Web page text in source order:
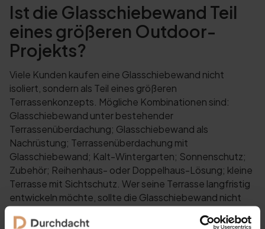
Ist die Glasschiebewand Teil
eines größeren Outdoor-
Projekts?
Viele Kunden kaufen eine Glasschiebewand nicht
isoliert, sondern als Teil eines größeren
Terrassenkonzepts. Mögliche Kombinationen sind:
Glasschiebewand unter bestehender
Terrassenüberdachung; Glasschiebewand als
Nachrüstung; Terrassenüberdachung mit
Glasschiebewand; Kalt-Wintergarten; Sonnenschutz;
Zubehör; Reihenhaus- oder Doppelhaus-Lösung; kleine
Terrasse mit Sichtschutz. Wer seine Terrasse langfristig
entwickeln möchte, sollte die Glasschiebewand nicht
denken. Mehr dazu finden Sie in diesen Ratgebern: